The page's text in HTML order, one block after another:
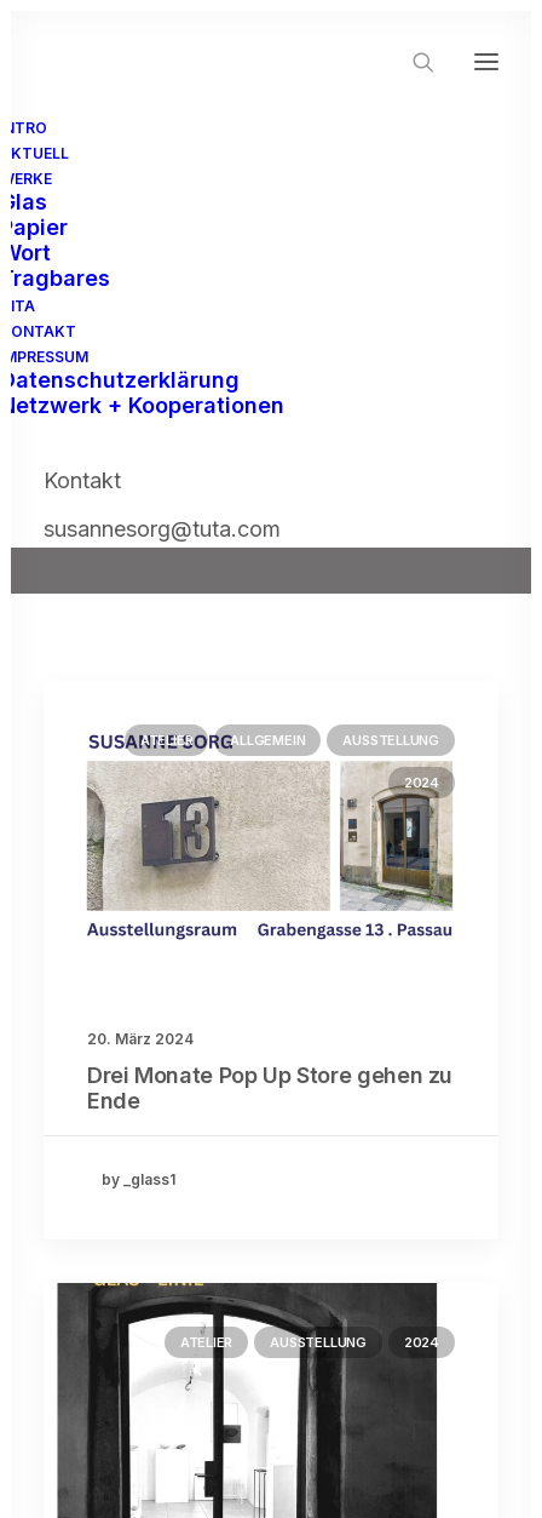
INTRO
AKTUELL
WERKE
Glas
Papier
Wort
Tragbares
VITA
KONTAKT
IMPRESSUM
Datenschutzerklärung
Netzwerk + Kooperationen
Kontakt
susannesorg@tuta.com
ATELIER ALLGEMEIN AUSSTELLUNG
2024
20. März 2024
Drei Monate Pop Up Store gehen zu
Ende
by _glass1
ATELIER AUSSTELLUNG 2024